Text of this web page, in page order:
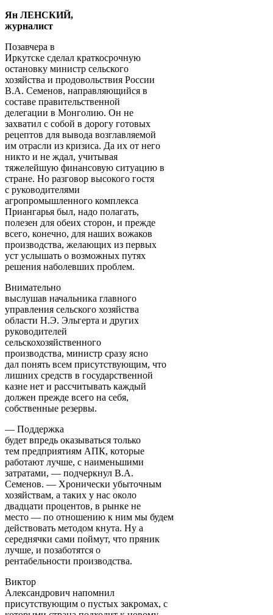
Ян ЛЕНСКИЙ,
журналист
Позавчера в
Иркутске сделал краткосрочную
остановку министр сельского
хозяйства и продовольствия России
В.А. Семенов, направляющийся в
составе правительственной
делегации в Монголию. Он не
захватил с собой в дорогу готовых
рецептов для вывода возглавляемой
им отрасли из кризиса. Да их от него
никто и не ждал, учитывая
тяжелейшую финансовую ситуацию в
стране. Но разговор высокого гостя
с руководителями
агропромышленного комплекса
Приангарья был, надо полагать,
полезен для обеих сторон, и прежде
всего, конечно, для наших вожаков
производства, желающих из первых
уст услышать о возможных путях
решения наболевших проблем.
Внимательно
выслушав начальника главного
управления сельского хозяйства
области Н.Э. Эльгерта и других
руководителей
сельскохозяйственного
производства, министр сразу ясно
дал понять всем присутствующим, что
лишних средств в государственной
казне нет и рассчитывать каждый
должен прежде всего на себя,
собственные резервы.
— Поддержка
будет впредь оказываться только
тем предприятиям АПК, которые
работают лучше, с наименьшими
затратами, — подчеркнул В.А.
Семенов. — Хронически убыточным
хозяйствам, а таких у нас около
двадцати процентов, в рынке не
место — по отношению к ним мы будем
действовать методом кнута. Ну а
середнячки сами поймут, что пряник
лучше, и позаботятся о
рентабельности производства.
Виктор
Александрович напомнил
присутствующим о пустых закромах, с